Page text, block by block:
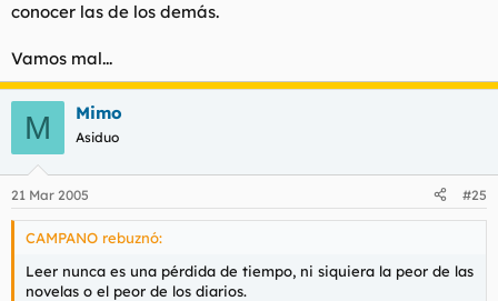
conocer las de los demás.
Vamos mal...
M Mimo
Asiduo
21 Mar 2005 #25
CAMPANO rebuznó:
Leer nunca es una pérdida de tiempo, ni siquiera la peor de las
novelas o el peor de los diarios.